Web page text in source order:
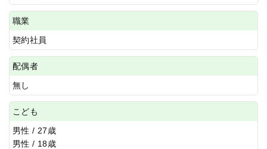
職業
契約社員
配偶者
無し
こども
男性 / 27歳
男性 / 18歳